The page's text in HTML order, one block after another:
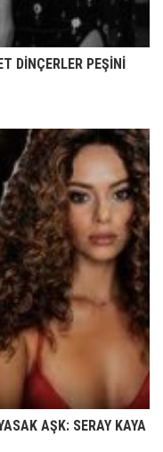
DİNÇERLER PEŞİNİ
AŞK: SERAY KAYA